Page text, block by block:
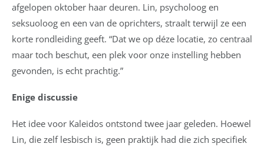
afgelopen oktober haar deuren. Lin, psycholoog en
seksuoloog en een van de oprichters, straalt terwijl ze een
korte rondleiding geeft. “Dat we op déze locatie, zo centraal
maar toch beschut, een plek voor onze instelling hebben
gevonden, is echt prachtig.”
Enige discussie
Het idee voor Kaleidos ontstond twee jaar geleden. Hoewel
Lin, die zelf lesbisch is, geen praktijk had die zich specifiek